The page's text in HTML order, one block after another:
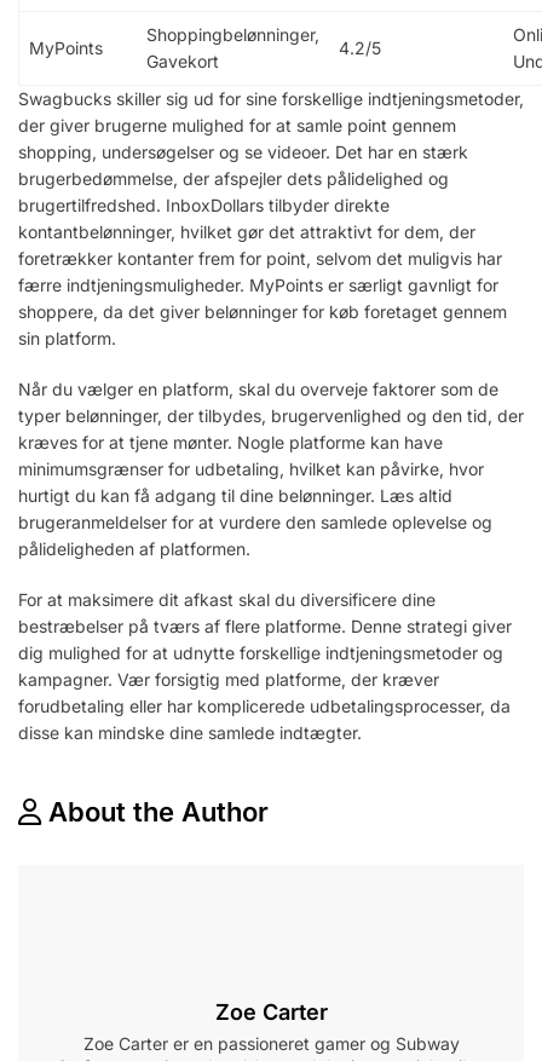
MyPoints
Shoppingbelønninger,
Gavekort
4.2/5
Swagbucks skiller sig ud for sine forskellige indtjeningsmetoder,
der giver brugerne mulighed for at samle point gennem
shopping, undersøgelser og se videoer. Det har en stærk
brugerbedømmelse, der afspejler dets pålidelighed og
brugertilfredshed. InboxDollars tilbyder direkte
kontantbelønninger, hvilket gør det attraktivt for dem, der
foretrækker kontanter frem for point, selvom det muligvis har
færre indtjeningsmuligheder. MyPoints er særligt gavnligt for
shoppere, da det giver belønninger for køb foretaget gennem
sin platform.
Når du vælger en platform, skal du overveje faktorer som de
typer belønninger, der tilbydes, brugervenlighed og den tid, der
kræves for at tjene mønter. Nogle platforme kan have
minimumsgrænser for udbetaling, hvilket kan påvirke, hvor
hurtigt du kan få adgang til dine belønninger. Læs altid
brugeranmeldelser for at vurdere den samlede oplevelse og
pålideligheden af platformen.
For at maksimere dit afkast skal du diversificere dine
bestræbelser på tværs af flere platforme. Denne strategi giver
dig mulighed for at udnytte forskellige indtjeningsmetoder og
kampagner. Vær forsigtig med platforme, der kræver
forudbetaling eller har komplicerede udbetalingsprocesser, da
disse kan mindske dine samlede indtægter.
About the Author
Zoe Carter
Zoe Carter er en passioneret gamer og Subway